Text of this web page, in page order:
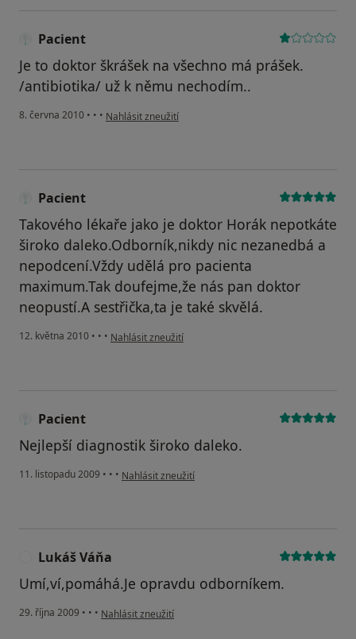
Pacient
Je to doktor škrášek na všechno má prášek.
/antibiotika/ už k němu nechodím..
8. června 2010 • • • podle názoru uživatele Pacient
Nahlásit zneužití
Pacient
Takového lékaře jako je doktor Horák nepotkáte
široko daleko.Odborník,nikdy nic nezanedbá a
nepodcení.Vždy udělá pro pacienta
maximum.Tak doufejme,že nás pan doktor
neopustí.A sestřička,ta je také skvělá.
12. května 2010 • • • podle názoru uživatele Pacient
Nahlásit zneužití
Pacient
Nejlepší diagnostik široko daleko.
11. listopadu 2009 • • • podle názoru uživatele Pacient
Nahlásit zneužití
Lukáš Váňa
Umí,ví,pomáhá.Je opravdu odborníkem.
29. října 2009 • • • podle názoru uživatele Lukáš Váňa
Nahlásit zneužití